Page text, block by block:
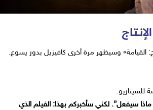
القيامة» وسيظهر مرة أخرى كافيزيل بدور يسوع.
للسيناريو.
سيفعل”. لكني سأخبركم بهذا: الفيلم الذي